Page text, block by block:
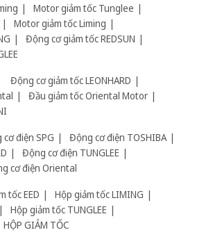
Motor giảm tốc Tunglee
Motor giảm tốc Liming
Động cơ giảm tốc REDSUN
Động cơ giảm tốc LEONHARD
Đầu giảm tốc Oriental Motor
điện SPG
Động cơ điện TOSHIBA
Động cơ điện TUNGLEE
cơ điện Oriental
tốc EED
Hộp giảm tốc LIMING
Hộp giảm tốc TUNGLEE
HỘP GIẢM TỐC